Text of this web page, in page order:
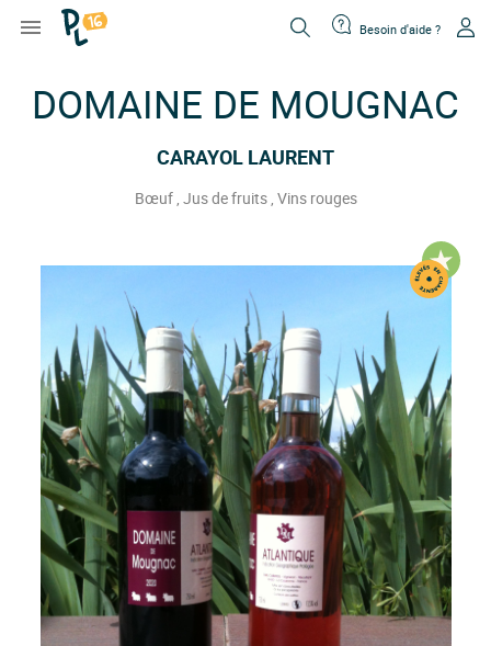
 Besoin d'aide ?
DOMAINE DE MOUGNAC
CARAYOL LAURENT
Bœuf Jus de fruits Vins rouges